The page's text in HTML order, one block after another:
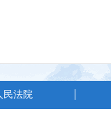
民法院